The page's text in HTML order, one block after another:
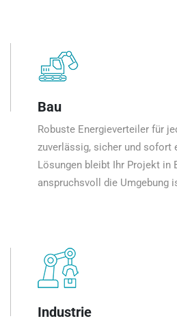
Bau
Robuste Energieverteiler für
zuverlässig, sicher und sofort
Lösungen bleibt Ihr Projekt in
anspruchsvoll die Umgebung
Industrie